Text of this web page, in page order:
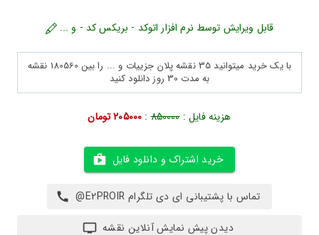
قابل ویرایش توسط نرم افزار اتوکد - بریکس کد - و ...
با یک خرید میتوانید 35 نقشه پلان جزییات و ... را بین 180560 نقشه
به مدت 30 روز دانلود کنید
هزینه فایل :850000
: 205000 تومان
خرید اشتراک و دانلود فایل
تماس با پشتیبانی ای دی تلگرام E2PROIR@
دیدن پیش نمایش آنلاین نقشه